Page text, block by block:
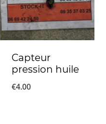
Capteur
pression huile
€4.00